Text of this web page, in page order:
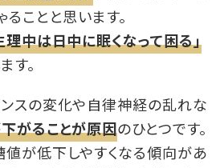
ることと思います。
理中は日中に眠くなって困る」
す。
ンスの変化や自律神経の乱れな
がることが原因のひとつです。
値が低下しやすくなる傾向があ